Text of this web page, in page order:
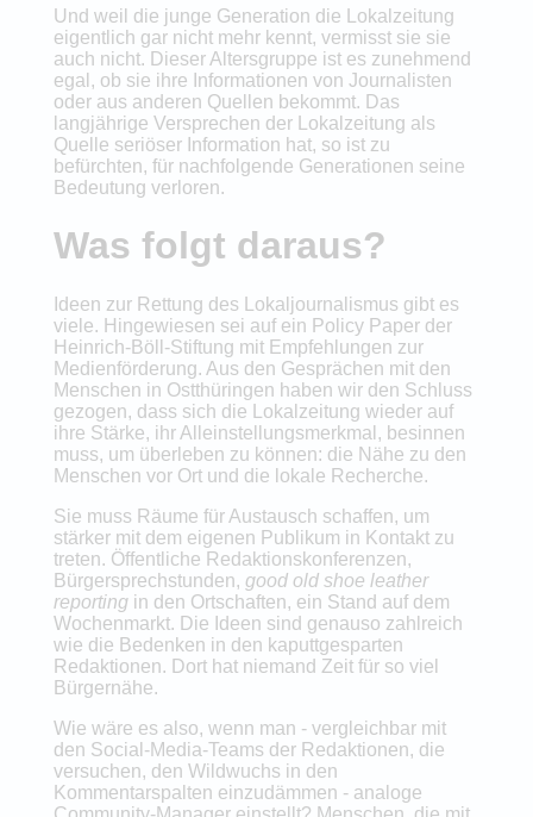
Und weil die junge Generation die Lokalzeitung
eigentlich gar nicht mehr kennt, vermisst sie sie
auch nicht. Dieser Altersgruppe ist es zunehmend
egal, ob sie ihre Informationen von Journalisten
oder aus anderen Quellen bekommt. Das
langjährige Versprechen der Lokalzeitung als
Quelle seriöser Information hat, so ist zu
befürchten, für nachfolgende Generationen seine
Bedeutung verloren.
Was folgt daraus?
Ideen zur Rettung des Lokaljournalismus gibt es
viele. Hingewiesen sei auf ein Policy Paper der
Heinrich-Böll-Stiftung mit Empfehlungen zur
Medienförderung. Aus den Gesprächen mit den
Menschen in Ostthüringen haben wir den Schluss
gezogen, dass sich die Lokalzeitung wieder auf
ihre Stärke, ihr Alleinstellungsmerkmal, besinnen
muss, um überleben zu können: die Nähe zu den
Menschen vor Ort und die lokale Recherche.
Sie muss Räume für Austausch schaffen, um
stärker mit dem eigenen Publikum in Kontakt zu
treten. Öffentliche Redaktionskonferenzen,
Bürgersprechstunden, good old shoe leather
reportingin den Ortschaften, ein Stand auf dem
Wochenmarkt. Die Ideen sind genauso zahlreich
wie die Bedenken in den kaputtgesparten
Redaktionen. Dort hat niemand Zeit für so viel
Bürgernähe.
Wie wäre es also, wenn man - vergleichbar mit
den Social-Media-Teams der Redaktionen, die
versuchen, den Wildwuchs in den
Kommentarspalten einzudämmen - analoge